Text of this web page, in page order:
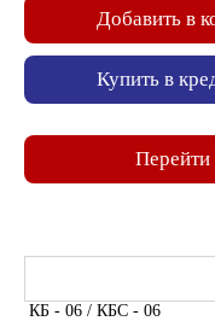
Добавить в
Купить в
Перейти
КБ - 06 / КБС - 06